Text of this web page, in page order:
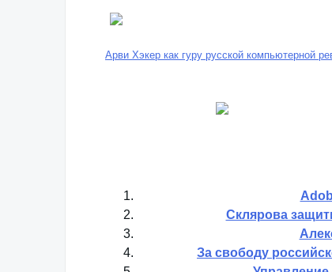
Арви Хэкер как гуру русской компьютерной
Склярова
За свободу